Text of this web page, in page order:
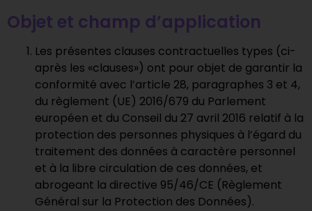
Objet et champ d’application
Les présentes clauses contractuelles types (ci-
après les «clauses») ont pour objet de garantir la
conformité avec l’article 28, paragraphes 3 et 4,
du règlement (UE) 2016/679 du Parlement
européen et du Conseil du 27 avril 2016 relatif à la
protection des personnes physiques à l’égard du
traitement des données à caractère personnel
et à la libre circulation de ces données, et
abrogeant la directive 95/46/CE (Règlement
Général sur la Protection des Données).